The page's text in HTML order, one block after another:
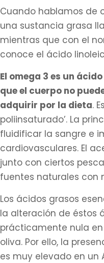
Cuando hablamos de
una sustancia grasa
mientras que con el
conoce el ácido
El omega 3 es un
que el cuerpo no
adquirir por la dieta.
poliinsaturado’. La
fluidificar la sangre e
cardiovasculares. El
junto con ciertos
fuentes naturales con
Los ácidos grasos
la alteración de éstos
prácticamente nula
oliva. Por ello, la
es muy elevado en un